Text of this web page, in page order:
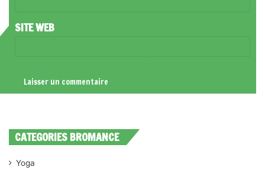
SITE WEB
CATEGORIES BROMANCE
Yoga